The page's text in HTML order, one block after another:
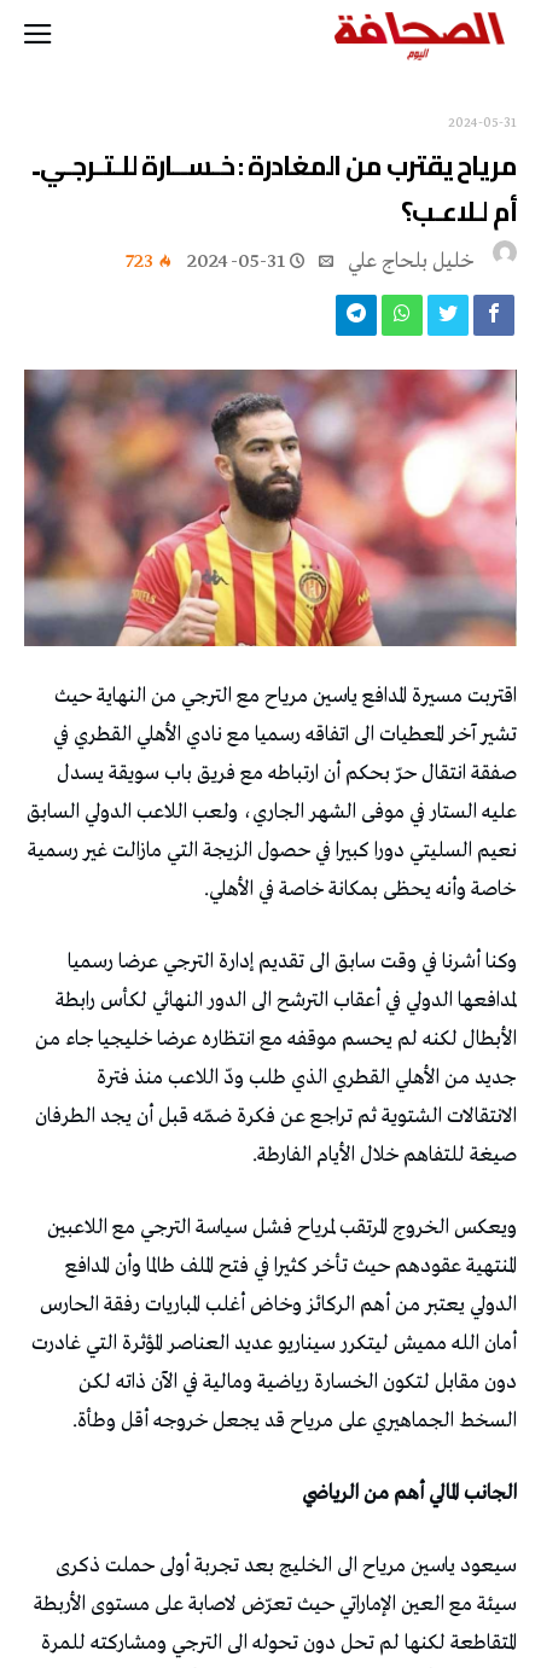
2024-05-31
مرياح يقترب من المغادرة : خـســارة للـتـرجـي..
أم لـلاعـب؟
خليل‭ ‬بلحاج‭ ‬علي 2024-05-31
723
اقتربت مسيرة المدافع ياسين مرياح مع الترجي من النهاية حيث
تشير آخر المعطيات الى اتفاقه رسميا مع نادي الأهلي القطري في
صفقة انتقال حرّ بحكم أن ارتباطه مع فريق باب سويقة يسدل
عليه الستار في موفى الشهر الجاري، ولعب اللاعب الدولي السابق
نعيم السليتي دورا كبيرا في حصول الزيجة التي مازالت غير رسمية
خاصة وأنه يحظى بمكانة خاصة في الأهلي.
وكنا أشرنا في وقت سابق الى تقديم إدارة الترجي عرضا رسميا
لمدافعها الدولي في أعقاب الترشح الى الدور النهائي لكأس رابطة
الأبطال لكنه لم يحسم موقفه مع انتظاره عرضا خليجيا جاء من
جديد من الأهلي القطري الذي طلب ودّ اللاعب منذ فترة
الانتقالات الشتوية ثم تراجع عن فكرة ضمّه قبل أن يجد الطرفان
صيغة للتفاهم خلال الأيام الفارطة.
ويعكس الخروج المرتقب لمرياح فشل سياسة الترجي مع اللاعبين
المنتهية عقودهم حيث تأخر كثيرا في فتح الملف طالما وأن المدافع
الدولي يعتبر من أهم الركائز وخاض أغلب المباريات رفقة الحارس
أمان الله مميش ليتكرر سيناريو عديد العناصر المؤثرة التي غادرت
دون مقابل لتكون الخسارة رياضية ومالية في الآن ذاته لكن
السخط الجماهيري على مرياح قد يجعل خروجه أقل وطأة.
الجانب المالي أهم من الرياضي
سيعود ياسين مرياح الى الخليج بعد تجربة أولى حملت ذكرى
سيئة مع العين الإماراتي حيث تعرّض لاصابة على مستوى الأربطة
المتقاطعة لكنها لم تحل دون تحوله الى الترجي ومشاركته للمرة